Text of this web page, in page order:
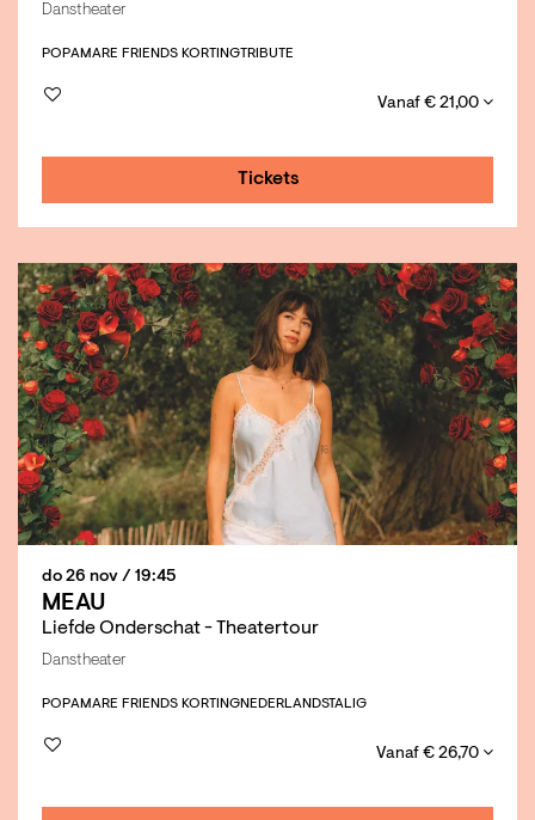
Danstheater
POPAMARE FRIENDS KORTINGTRIBUTE
Vanaf € 21,00
Tickets
MEAU
Liefde Onderschat - Theatertour
do 26 nov / 19:45
Danstheater
POPAMARE FRIENDS KORTINGNEDERLANDSTALIG
Vanaf € 26,70